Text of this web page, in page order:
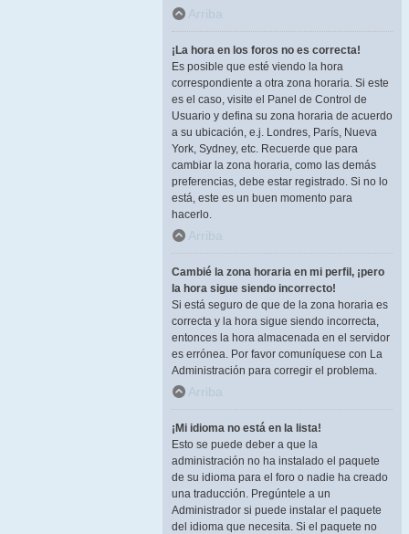
Arriba
¡La hora en los foros no es correcta!
Es posible que esté viendo la hora
correspondiente a otra zona horaria. Si este
es el caso, visite el Panel de Control de
Usuario y defina su zona horaria de acuerdo
a su ubicación, e.j. Londres, París, Nueva
York, Sydney, etc. Recuerde que para
cambiar la zona horaria, como las demás
preferencias, debe estar registrado. Si no lo
está, este es un buen momento para
hacerlo.
Arriba
Cambié la zona horaria en mi perfil, ¡pero
la hora sigue siendo incorrecto!
Si está seguro de que de la zona horaria es
correcta y la hora sigue siendo incorrecta,
entonces la hora almacenada en el servidor
es errónea. Por favor comuníquese con La
Administración para corregir el problema.
Arriba
¡Mi idioma no está en la lista!
Esto se puede deber a que la
administración no ha instalado el paquete
de su idioma para el foro o nadie ha creado
una traducción. Pregúntele a un
Administrador si puede instalar el paquete
del idioma que necesita. Si el paquete no